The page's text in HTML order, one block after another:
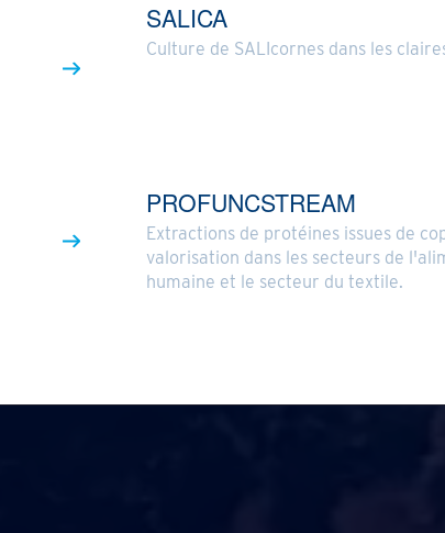
SALICA
Culture de SALIcornes dans les
PROFUNCSTREAM
Extractions de protéines issues de
valorisation dans les secteurs de
humaine et le secteur du textile.